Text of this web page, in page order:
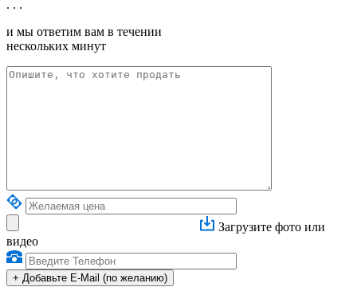
. . .
и мы ответим вам в течении
нескольких минут
Загрузите фото или
видео
+ Добавьте E-Mail (по желанию)